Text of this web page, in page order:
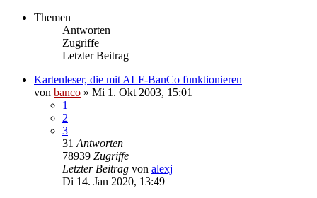
Themen
Antworten
Zugriffe
Letzter Beitrag
Kartenleser, die mit ALF-BanCo funktionieren
von banco » Mi 1. Okt 2003, 15:01
1
2
3
31 Antworten
78939 Zugriffe
Letzter Beitrag von alexj
Di 14. Jan 2020, 13:49